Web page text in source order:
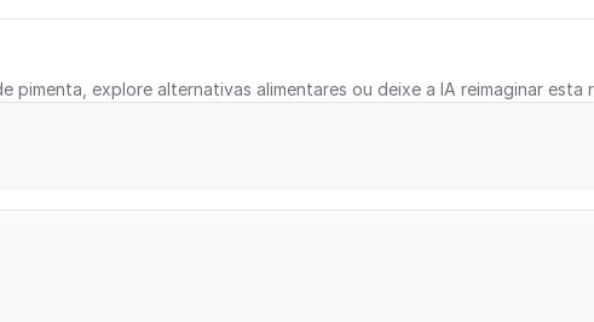
pimenta, explore alternativas alimentares ou deixe a IA reimaginar esta